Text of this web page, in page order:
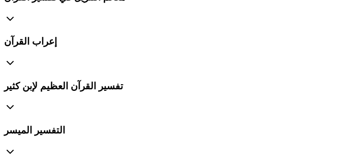
إعراب القرآن
تفسير القرآن العظيم لإبن كثير
التفسير الميسر